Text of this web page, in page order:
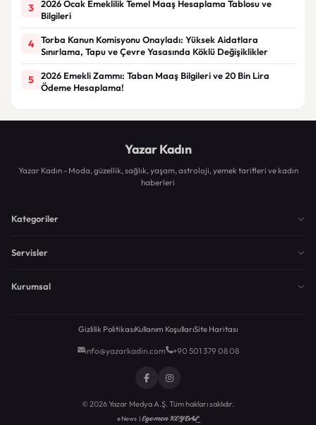
3
2026 Ocak Emeklilik Temel Maaş Hesaplama Tablosu ve
Bilgileri
4
Torba Kanun Komisyonu Onayladı: Yüksek Aidatlara
Sınırlama, Tapu ve Çevre Yasasında Köklü Değişiklikler
5
2026 Emekli Zammı: Taban Maaş Bilgileri ve 20 Bin Lira
Ödeme Hesaplama!
Yazar Kadın
Yazar Kadın - Moda, güzellik, sağlık, yaşam, astroloji, yemek tarifleri ve kadın
haberleri
Kategoriler
Servisler
Kurumsal
Gizlilik PolitikasıKullanım KoşullarıSite Haritası
info@yazarkadin.com +90 501 379 08 08
© 2026 Yazar Medya A.Ş. Tüm hakları saklıdır.
eNews |Egemen KEYDAL